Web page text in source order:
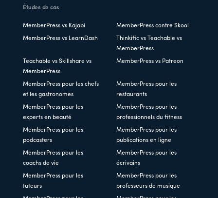
Études de cas
MemberPress vs Kajabi MemberPress contre Skool
MemberPress vs LearnDash
Thinkific vs Teachable vs
MemberPress
Teachable vs Skillshare vs
MemberPress
MemberPress vs Patreon
MemberPress pour les chefs
et les gastronomes
MemberPress pour les
restaurants
MemberPress pour les
experts en beauté
MemberPress pour les
professionnels du fitness
MemberPress pour les
podcasters
MemberPress pour les
publications en ligne
MemberPress pour les
coachs de vie
MemberPress pour les
écrivains
MemberPress pour les
tuteurs
MemberPress pour les
professeurs de musique